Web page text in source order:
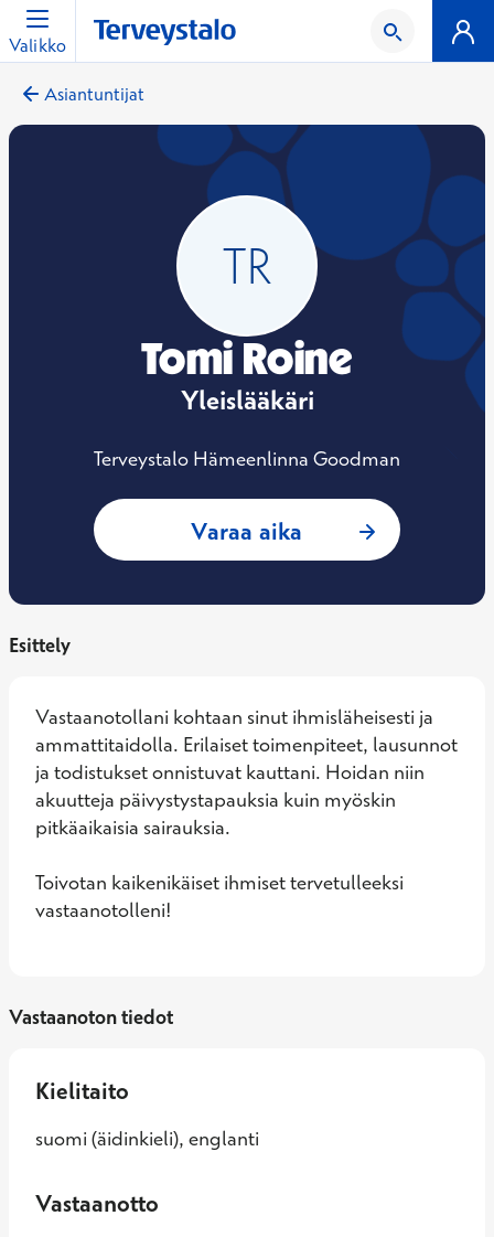
Valikko
Asiantuntijat
Tomi Roine
Yleislääkäri
Terveystalo Hämeenlinna Goodman
Varaa aika : Tomi Roine,
Esittely
Vastaanotollani kohtaan sinut ihmisläheisesti ja
ammattitaidolla. Erilaiset toimenpiteet, lausunnot
ja todistukset onnistuvat kauttani. Hoidan niin
akuutteja päivystystapauksia kuin myöskin
pitkäaikaisia sairauksia.
Toivotan kaikenikäiset ihmiset tervetulleeksi
vastaanotolleni!
Vastaanoton tiedot
Kielitaito
suomi (äidinkieli), englanti
Vastaanotto